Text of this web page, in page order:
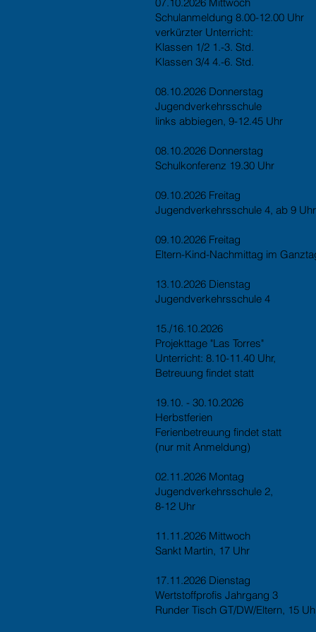
Schulanmeldung 8.00-12.00 Uhr
verkürzter Unterricht:
Klassen 1/2 1.-3. Std.
Klassen 3/4 4.-6. Std.
08.10.2026 Donnerstag
Jugendverkehrsschule
links abbiegen, 9-12.45 Uhr
08.10.2026 Donnerstag
Schulkonferenz 19.30 Uhr
09.10.2026 Freitag
Jugendverkehrsschule 4, ab 9 Uhr
09.10.2026 Freitag
Eltern-Kind-Nachmittag im
13.10.2026 Dienstag
Jugendverkehrsschule 4
15./16.10.2026
Projekttage "Las Torres"
Unterricht: 8.10-11.40 Uhr,
Betreuung findet statt
19.10. - 30.10.2026
Herbstferien
Ferienbetreuung findet statt
(nur mit Anmeldung)
02.11.2026 Montag
Jugendverkehrsschule 2,
8-12 Uhr
11.11.2026 Mittwoch
Sankt Martin, 17 Uhr
17.11.2026 Dienstag
Wertstoffprofis Jahrgang 3
Runder Tisch GT/DW/Eltern, 15